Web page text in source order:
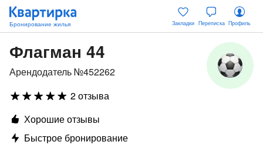
Закладки Переписка Профиль
Флагман 44
Арендодатель №452262
2 отзыва
Хорошие отзывы
Быстрое бронирование